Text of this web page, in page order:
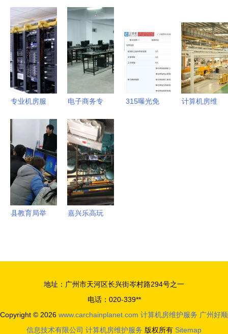
与计算机房
维护服务的
安全管理
计规范与计
算机房维护
服务的深度
融合
Adobe CS6
产品？小心
来自管理策
略的提醒！
高效办公与
计算机房专
业维护
专业机房服
布线到整体
工程维护的
一站式解决
方案
电子商务专
路 借计算
机房维护服
务拓宽职业
边界
315曝光免
计算机房维
县教育局举
算机房维护
嘉兴乐高玩
解析
地址：广州市天河区长兴街岑村路294号之一
电话：020-339**
Copyright © 2026 www.carchainplanet.com 计算机房维护服务 广州好顺
信息技术有限公司 计算机房维护服务 版权所有 Sitemap